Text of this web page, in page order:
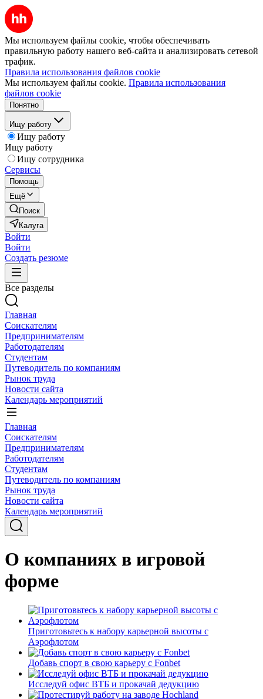
Мы используем файлы cookie, чтобы обеспечивать
правильную работу нашего веб-сайта и анализировать сетевой
трафик.
Правила использования файлов cookie
Мы используем файлы cookie. Правила использования
файлов cookie
Понятно
Ищу работу
Ищу работу
Ищу работу
Ищу сотрудника
Сервисы
Помощь
Ещё
Поиск
Калуга
Войти
Войти
Создать резюме
Все разделы
Главная
Соискателям
Предпринимателям
Работодателям
Студентам
Путеводитель по компаниям
Рынок труда
Новости сайта
Календарь мероприятий
Главная
Соискателям
Предпринимателям
Работодателям
Студентам
Путеводитель по компаниям
Рынок труда
Новости сайта
Календарь мероприятий
О компаниях в игровой
форме
Приготовьтесь к набору карьерной высоты с
Аэрофлотом
Добавь спорт в свою карьеру с Fonbet
Исследуй офис ВТБ и прокачай дедукцию